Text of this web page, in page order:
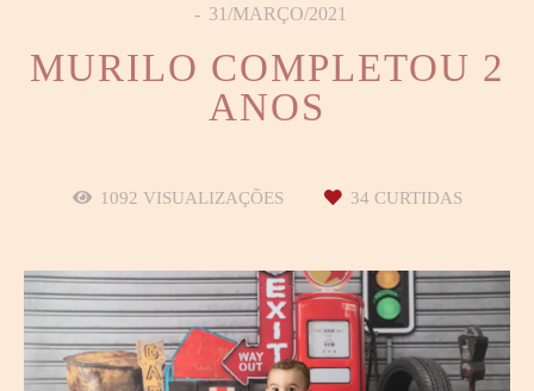
31/MARÇO/2021
MURILO COMPLETOU 2
ANOS
1092 VISUALIZAÇÕES 34 CURTIDAS